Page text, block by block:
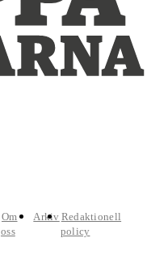
Om
oss
Arkiv Redaktionell
policy